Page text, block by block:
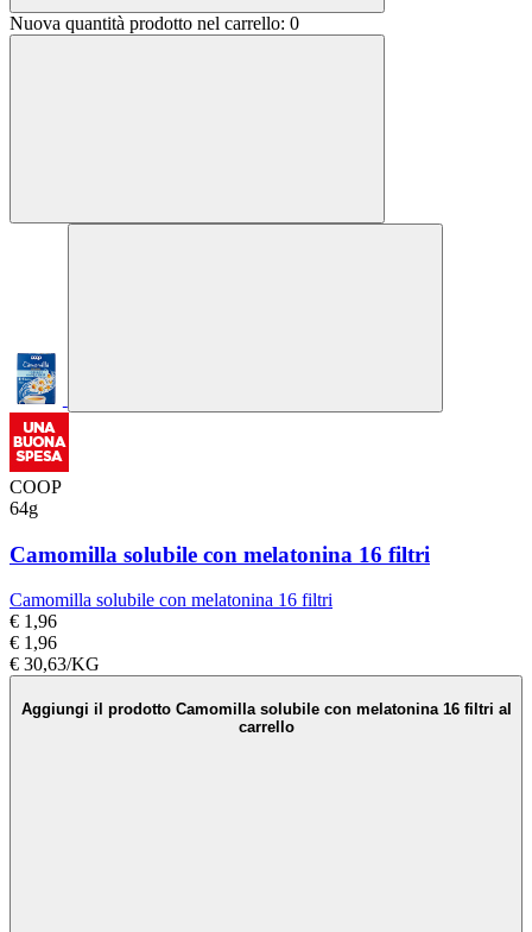
Nuova quantità prodotto nel carrello: 0
COOP
64g
Camomilla solubile con melatonina 16 filtri
Camomilla solubile con melatonina 16 filtri
€ 1,96
€ 1,96
€ 30,63/KG
Aggiungi il prodotto Camomilla solubile con melatonina 16 filtri al
carrello